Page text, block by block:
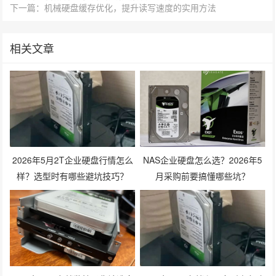
下一篇：机械硬盘缓存优化，提升读写速度的实用方法
相关文章
2026年5月2T企业硬盘行情怎么
样？选型时有哪些避坑技巧？
NAS企业硬盘怎么选？2026年5
月采购前要搞懂哪些坑？